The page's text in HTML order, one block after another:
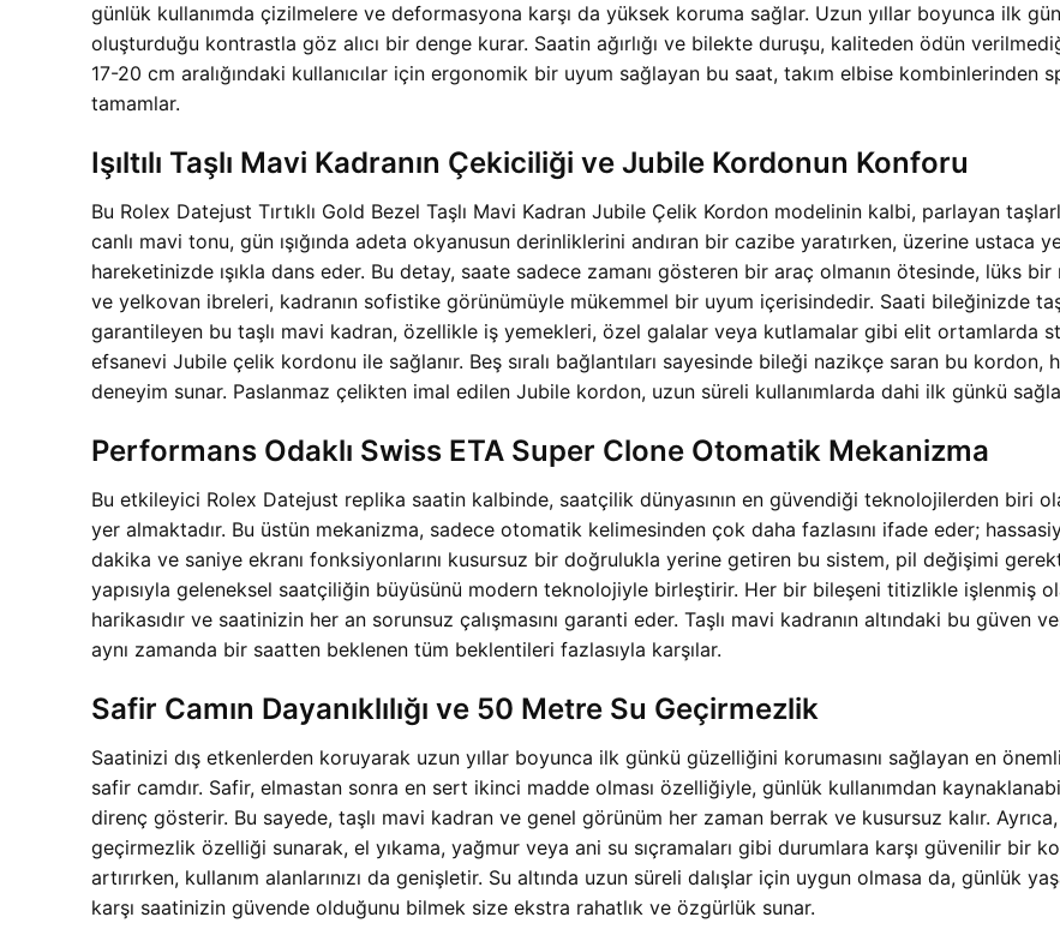
günlük kullanımda çizilmelere ve deformasyona karşı da yüksek koruma sağlar. Uzun yıllar boyunca ilk
oluşturduğu kontrastla göz alıcı bir denge kurar. Saatin ağırlığı ve bilekte duruşu, kaliteden ödün
17-20 cm aralığındaki kullanıcılar için ergonomik bir uyum sağlayan bu saat, takım elbise
tamamlar.
Işıltılı Taşlı Mavi Kadranın Çekiciliği ve Jubile Kordonun Konforu
Bu Rolex Datejust Tırtıklı Gold Bezel Taşlı Mavi Kadran Jubile Çelik Kordon modelinin kalbi, parlayan
canlı mavi tonu, gün ışığında adeta okyanusun derinliklerini andıran bir cazibe yaratırken, üzerine
hareketinizde ışıkla dans eder. Bu detay, saate sadece zamanı gösteren bir araç olmanın ötesinde, lüks
ve yelkovan ibreleri, kadranın sofistike görünümüyle mükemmel bir uyum içerisindedir. Saati bileğinizde
garantileyen bu taşlı mavi kadran, özellikle iş yemekleri, özel galalar veya kutlamalar gibi elit ortamlarda
efsanevi Jubile çelik kordonu ile sağlanır. Beş sıralı bağlantıları sayesinde bileği nazikçe saran bu
deneyim sunar. Paslanmaz çelikten imal edilen Jubile kordon, uzun süreli kullanımlarda dahi ilk günkü
Performans Odaklı Swiss ETA Super Clone Otomatik Mekanizma
Bu etkileyici Rolex Datejust replika saatin kalbinde, saatçilik dünyasının en güvendiği teknolojilerden biri
yer almaktadır. Bu üstün mekanizma, sadece otomatik kelimesinden çok daha fazlasını ifade eder;
dakika ve saniye ekranı fonksiyonlarını kusursuz bir doğrulukla yerine getiren bu sistem, pil değişimi
yapısıyla geleneksel saatçiliğin büyüsünü modern teknolojiyle birleştirir. Her bir bileşeni titizlikle işlenmiş
harikasıdır ve saatinizin her an sorunsuz çalışmasını garanti eder. Taşlı mavi kadranın altındaki bu güven
aynı zamanda bir saatten beklenen tüm beklentileri fazlasıyla karşılar.
Safir Camın Dayanıklılığı ve 50 Metre Su Geçirmezlik
Saatinizi dış etkenlerden koruyarak uzun yıllar boyunca ilk günkü güzelliğini korumasını sağlayan en
safir camdır. Safir, elmastan sonra en sert ikinci madde olması özelliğiyle, günlük kullanımdan
direnç gösterir. Bu sayede, taşlı mavi kadran ve genel görünüm her zaman berrak ve kusursuz kalır.
geçirmezlik özelliği sunarak, el yıkama, yağmur veya ani su sıçramaları gibi durumlara karşı güvenilir bir
artırırken, kullanım alanlarınızı da genişletir. Su altında uzun süreli dalışlar için uygun olmasa da, günlük
karşı saatinizin güvende olduğunu bilmek size ekstra rahatlık ve özgürlük sunar.